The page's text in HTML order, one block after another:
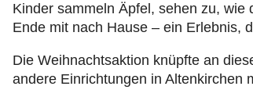
Kinder sammeln Äpfel, sehen zu,
Ende mit nach Hause – ein Erlebnis,
Die Weih­nachts­ak­tion knüpfte an
andere Ein­rich­tun­gen in Alten­kir­chen